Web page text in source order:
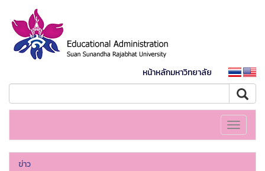
หน้าหลักมหาวิทยาลัย
Toggle
ข่าว